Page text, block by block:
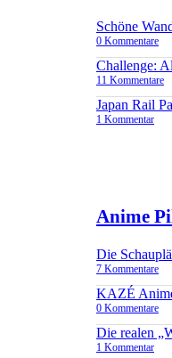
Schöne
0 Kommentare
Challenge:
11 Kommentare
Japan Rail
1 Kommentar
Anime
Die
7 Kommentare
KAZÉ
0 Kommentare
Die realen
1 Kommentar